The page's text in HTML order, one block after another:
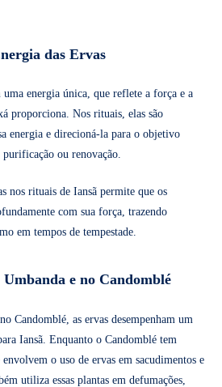
das Ervas
uma energia única, que reflete a força e a
proporciona. Nos rituais, elas são
energia e direcioná-la para o objetivo
purificação ou renovação.
nos rituais de Iansã permite que os
com sua força, trazendo
em tempos de tempestade.
e no Candomblé
Candomblé, as ervas desempenham um
Iansã. Enquanto o Candomblé tem
o uso de ervas em sacudimentos e
utiliza essas plantas em defumações,